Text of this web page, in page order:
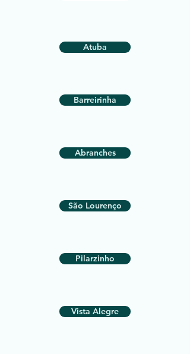
Atuba
Barreirinha
Abranches
São Lourenço
Pilarzinho
Vista Alegre